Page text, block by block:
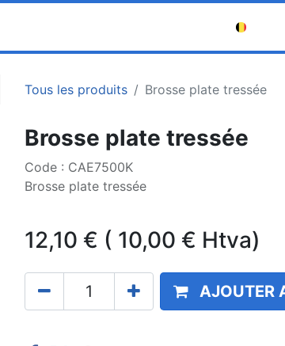
Tous les produits Brosse plate tressée
Brosse plate tressée
Code : CAE7500K
Brosse plate tressée
12,10 € ( 10,00 € Htva)
AJOUTER